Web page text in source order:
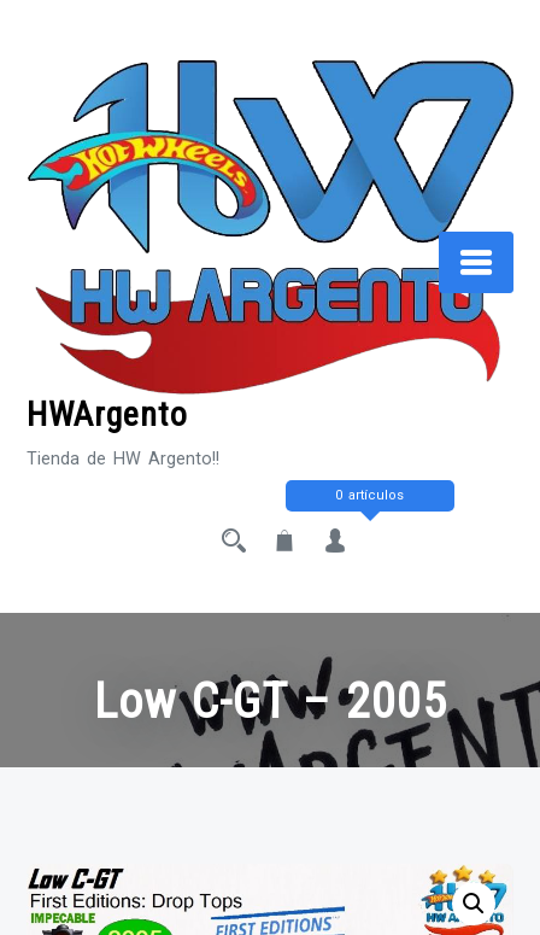
HWArgento
Tienda de HW Argento!!
0 artículos
Low C-GT – 2005